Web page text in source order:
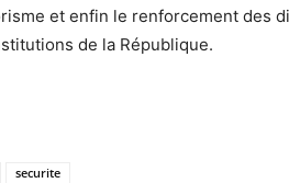
et enfin le renforcement des
de la République.
securite